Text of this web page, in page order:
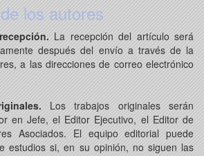
los autores
La recepción del artículo será
después del envío a través de la
a las direcciones de correo electrónico
Los trabajos originales serán
en Jefe, el Editor Ejecutivo, el Editor de
Asociados. El equipo editorial puede
estudios si, en su opinión, no siguen las